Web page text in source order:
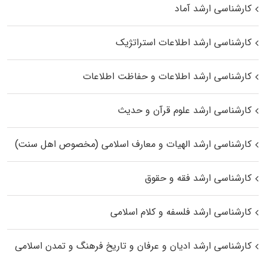
کارشناسی ارشد آماد
کارشناسی ارشد اطلاعات استراتژیک
کارشناسی ارشد اطلاعات و حفاظت اطلاعات
کارشناسی ارشد علوم قرآن و حدیث
کارشناسی ارشد الهیات و معارف اسلامی (مخصوص اهل سنت)
کارشناسی ارشد فقه و حقوق
کارشناسی ارشد فلسفه و کلام اسلامی
کارشناسی ارشد ادیان و عرفان و تاریخ فرهنگ و تمدن اسلامی